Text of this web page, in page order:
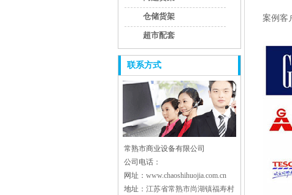
仓储货架
超市配套
联系方式
常熟市商业设备有限公司
公司电话：
网址： www.chaoshihuojia.com.cn
地址： 江苏省常熟市尚湖镇福寿村
案例客